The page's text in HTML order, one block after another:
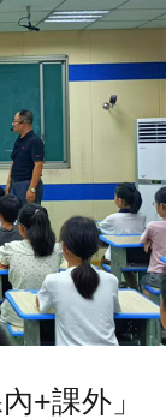
+課外」